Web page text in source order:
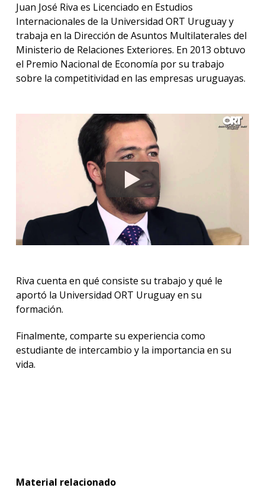
Juan José Riva es Licenciado en Estudios
Internacionales de la Universidad ORT Uruguay y
trabaja en la Dirección de Asuntos Multilaterales del
Ministerio de Relaciones Exteriores. En 2013 obtuvo
el Premio Nacional de Economía por su trabajo
sobre la competitividad en las empresas uruguayas.
Riva cuenta en qué consiste su trabajo y qué le
aportó la Universidad ORT Uruguay en su
formación.
Finalmente, comparte su experiencia como
estudiante de intercambio y la importancia en su
vida.
Material relacionado